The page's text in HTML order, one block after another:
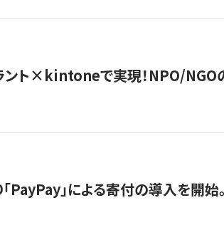
ント×kintoneで実現！NPO/NGO
PayPay」による寄付の導入を開始